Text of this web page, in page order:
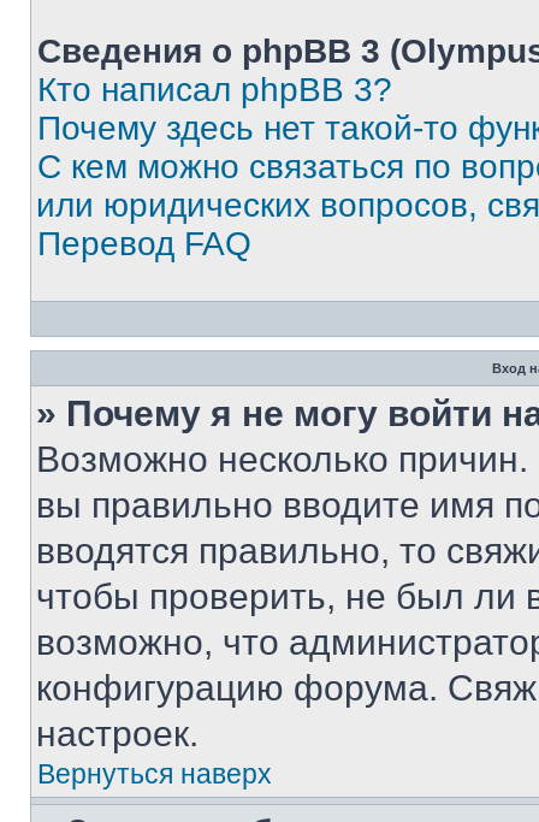
Сведения о phpBB 3
Кто написал phpBB 3?
Почему здесь нет такой-то
С кем можно связаться по
или юридических вопросов,
Перевод FAQ
Вход
» Почему я не могу войти
Возможно несколько
вы правильно вводите имя
вводятся правильно, то
чтобы проверить, не был ли
возможно, что
конфигурацию форума.
настроек.
Вернуться наверх